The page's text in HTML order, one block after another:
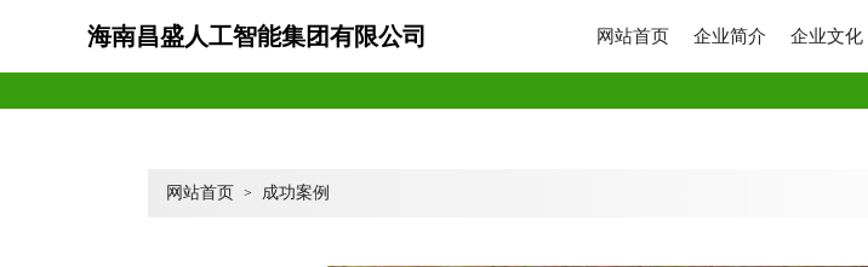
海南昌盛人工智能集团有限公司 网站首页 企业简介 企业文化
网站首页 > 成功案例